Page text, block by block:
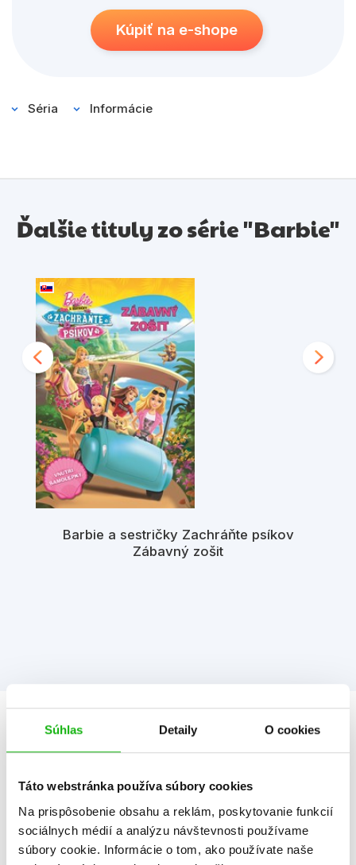
Súhlas Detaily O cookies
Táto webstránka používa súbory cookies
Na prispôsobenie obsahu a reklám, poskytovanie funkcií
sociálnych médií a analýzu návštevnosti používame
súbory cookie. Informácie o tom, ako používate naše
Kúpiť na e-shope
Séria Informácie
Ďalšie tituly zo série "Barbie"
Barbie a sestričky Zachráňte psíkov
Zábavný zošit
Informácie
Žáner ilustrované knihy
Počet strán 32
K stiahnutiu Ukážka.txt